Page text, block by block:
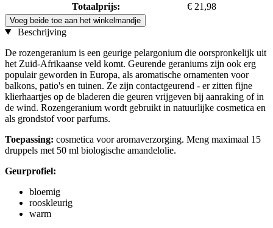
Totaalprijs:
€ 21,98
Voeg beide toe aan het winkelmandje
Beschrijving
De rozengeranium is een geurige pelargonium die oorspronkelijk uit
het Zuid-Afrikaanse veld komt. Geurende geraniums zijn ook erg
populair geworden in Europa, als aromatische ornamenten voor
balkons, patio's en tuinen. Ze zijn contactgeurend - er zitten fijne
klierhaartjes op de bladeren die geuren vrijgeven bij aanraking of in
de wind. Rozengeranium wordt gebruikt in natuurlijke cosmetica en
als grondstof voor parfums.
Toepassing: cosmetica voor aromaverzorging. Meng maximaal 15
druppels met 50 ml biologische amandelolie.
Geurprofiel:
bloemig
rooskleurig
warm